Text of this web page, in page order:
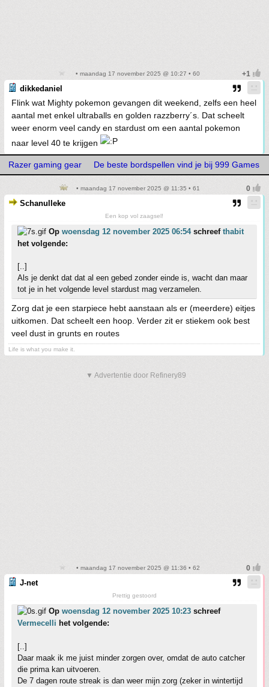
• maandag 17 november 2025 @ 10:27 • 60
dikkedaniel
Flink wat Mighty pokemon gevangen dit weekend, zelfs een heel
aantal met enkel ultraballs en golden razzberry´s. Dat scheelt
weer enorm veel candy en stardust om een aantal pokemon
naar level 40 te krijgen
Razer gaming gear De beste bordspellen vind je bij 999 Games
• maandag 17 november 2025 @ 11:35 • 61
Schanulleke
Een kop vol zaagsel!
Op woensdag 12 november 2025 06:54schreef thabit
het volgende:
[..]
Als je denkt dat dat al een gebed zonder einde is, wacht dan maar
tot je in het volgende level stardust mag verzamelen.
Zorg dat je een starpiece hebt aanstaan als er (meerdere) eitjes
uitkomen. Dat scheelt een hoop. Verder zit er stiekem ook best
veel dust in grunts en routes
Life is what you make it.
▼ Advertentie door Refinery89
• maandag 17 november 2025 @ 11:36 • 62
J-net
Prettig gestoord
Op woensdag 12 november 2025 10:23 schreef
Vermecelli het volgende:
[..]
Daar maak ik me juist minder zorgen over, omdat de auto catcher
die prima kan uitvoeren.
De 7 dagen route streak is dan weer mijn zorg (zeker in wintertijd